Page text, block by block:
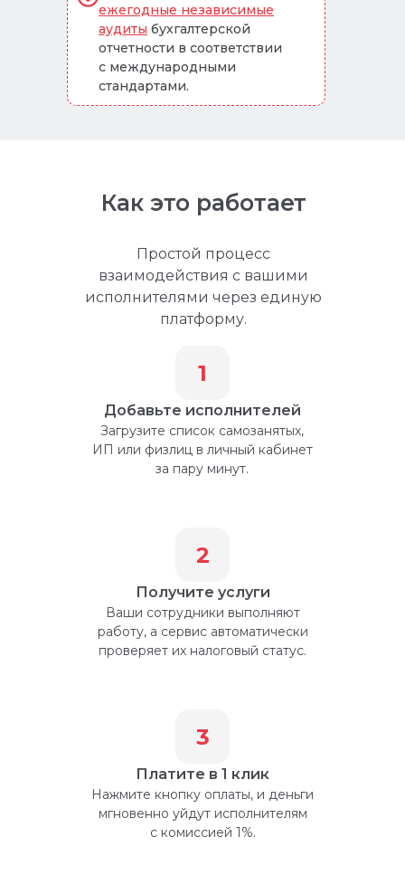
ежегодные независимые
аудиты бухгалтерской
отчетности в соответствии
с международными
стандартами.
Как это работает
Простой процесс
взаимодействия с вашими
исполнителями через единую
платформу.
3
Платите в 1 клик
Нажмите кнопку оплаты, и деньги
мгновенно уйдут исполнителям
с комиссией 1%.
2
Получите услуги
Ваши сотрудники выполняют
работу, а сервис автоматически
проверяет их налоговый статус.
1
Добавьте исполнителей
Загрузите список самозанятых,
ИП или физлиц в личный кабинет
за пару минут.